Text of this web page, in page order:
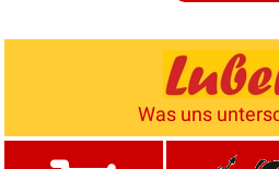
Was uns